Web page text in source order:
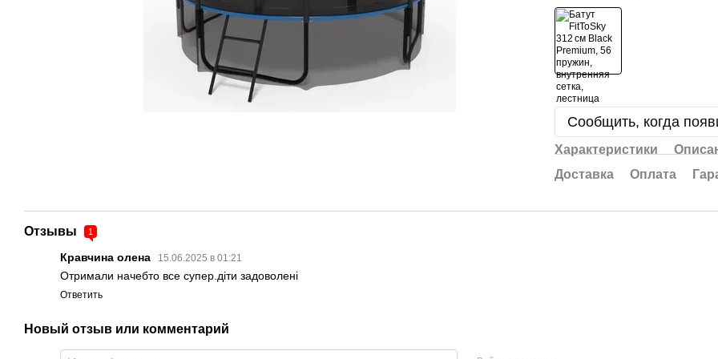
Сообщить, когда
Характеристики
Доставка
Оплата
Отзывы 1
Кравчина олена 15.06.2025 в 01:21
Отримали начебто все супер.діти задоволені
Ответить
Новый отзыв или комментарий